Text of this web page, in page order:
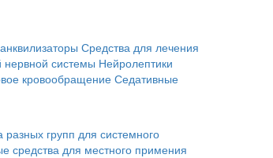
Средства для лечения
нервной системы Нейролептики
кровообращение Седативные
разных групп для системного
средства для местного примения